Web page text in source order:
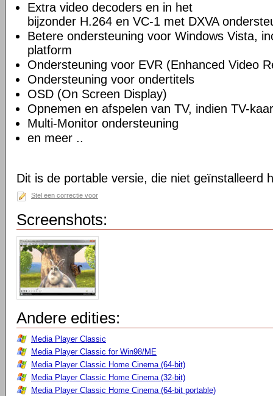
Extra video decoders en in het
bijzonder H.264 en VC-1 met DXVA
Betere ondersteuning voor Windows Vista,
platform
Ondersteuning voor EVR (Enhanced Video
Ondersteuning voor ondertitels
OSD (On Screen Display)
Opnemen en afspelen van TV, indien TV-
Multi-Monitor ondersteuning
en meer ..
Dit is de portable versie, die niet geïnstalleerd
Stel een correctie voor
Screenshots:
Andere edities:
Media Player Classic
Media Player Classic for Win98/ME
Media Player Classic Home Cinema (64-bit)
Media Player Classic Home Cinema (32-bit)
Media Player Classic Home Cinema (64-bit portable)